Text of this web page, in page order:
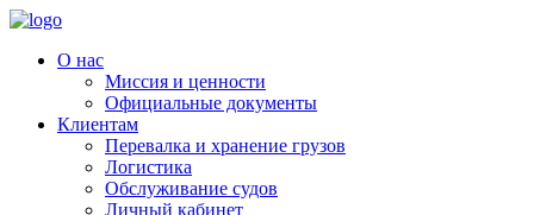
О нас
Миссия и ценности
Официальные документы
Клиентам
Перевалка и хранение грузов
Логистика
Обслуживание судов
Личный кабинет